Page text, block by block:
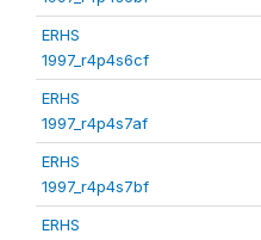
ERHS
1997_r4p4s6cf
ERHS
1997_r4p4s7af
ERHS
1997_r4p4s7bf
ERHS